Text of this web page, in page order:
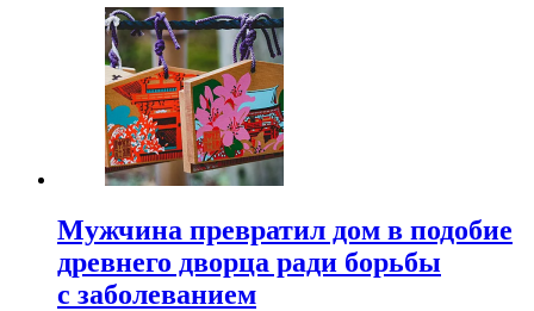
Мужчина превратил дом в подобие
древнего дворца ради борьбы
с заболеванием